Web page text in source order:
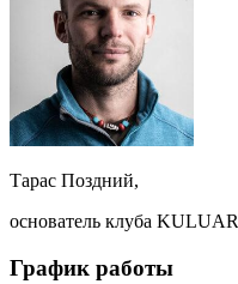
Тарас Поздний,
основатель клуба KULUAR
График работы